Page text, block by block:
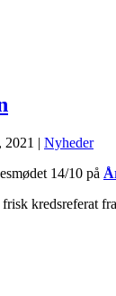
2021 | Nyheder
14/10 på
frisk kredsreferat